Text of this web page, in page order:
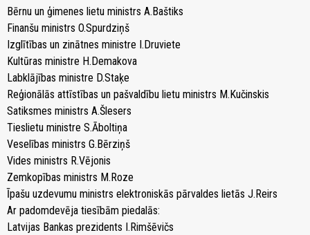
Bērnu un ģimenes lietu ministrs A.Baštiks
Finanšu ministrs O.Spurdziņš
Izglītības un zinātnes ministre I.Druviete
Kultūras ministre H.Demakova
Labklājības ministre D.Staķe
Reģionālās attīstības un pašvaldību lietu ministrs M.Kučinskis
Satiksmes ministrs A.Šlesers
Tieslietu ministre S.Āboltiņa
Veselības ministrs G.Bērziņš
Vides ministrs R.Vējonis
Zemkopības ministrs M.Roze
Īpašu uzdevumu ministrs elektroniskās pārvaldes lietās J.Reirs
Ar padomdevēja tiesībām piedalās:
Latvijas Bankas prezidents I.Rimšēvičs